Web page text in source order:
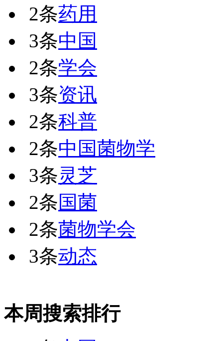
2条药用
3条中国
2条学会
3条资讯
2条科普
2条中国菌物学
3条灵芝
2条国菌
2条菌物学会
3条动态
本周搜索排行